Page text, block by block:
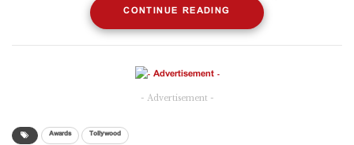
హైదరాబాద్: వీబీ ఎంటర్‌టైన్‌మెంట్స్ ఆధ్వర్యంలో ఫిల్మ్ & టీవీ డైరెక్టరీ –
10 గంటల నుంచి బంజారాహిల్స్‌లోని ప్రసాద్ ల్యాబ్స్ వేదికగా ఘనంగా
CONTINUE READING
- Advertisement -
Awards Tollywood